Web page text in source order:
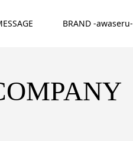
BRAND -awaseru-